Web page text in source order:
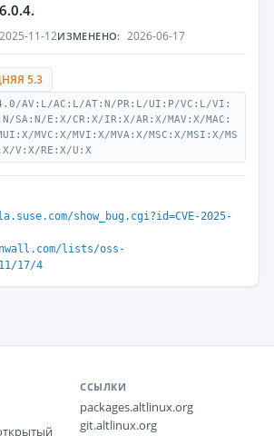
2025-11-12ИЗМЕНЕНО: 2026-06-17
5.3
AV:L/AC:L/AT:N/PR:L/UI:P/VC:L/VI:
SA:N/E:X/CR:X/IR:X/AR:X/MAV:X/MAC:
MVC:X/MVI:X/MVA:X/MSC:X/MSI:X/MS
V:X/RE:X/U:X
show_bug.cgi?id=CVE-2025-
lists/oss-
17/4
ССЫЛКИ
packages.altlinux.org
git.altlinux.org